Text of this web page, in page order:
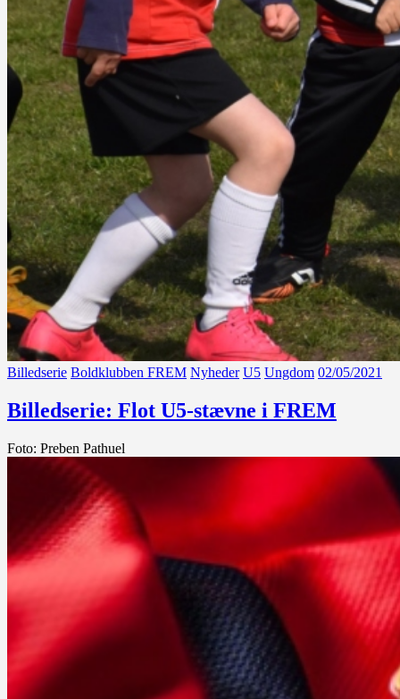
Billedserie Boldklubben FREM Nyheder U5 Ungdom 02/05/2021
Billedserie: Flot U5-stævne i FREM
Foto: Preben Pathuel